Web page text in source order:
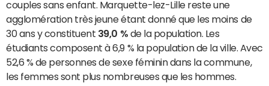
couples sans enfant. Marquette-lez-Lille reste une
agglomération très jeune étant donné que les moins de
30 ans y constituent 39,0 % de la population. Les
étudiants composent à 6,9 % la population de la ville. Avec
52,6 % de personnes de sexe féminin dans la commune,
les femmes sont plus nombreuses que les hommes.